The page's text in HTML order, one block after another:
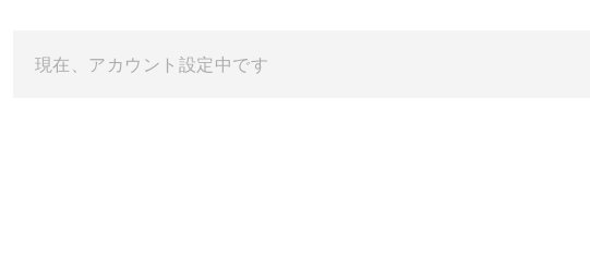
現在、アカウント設定中です